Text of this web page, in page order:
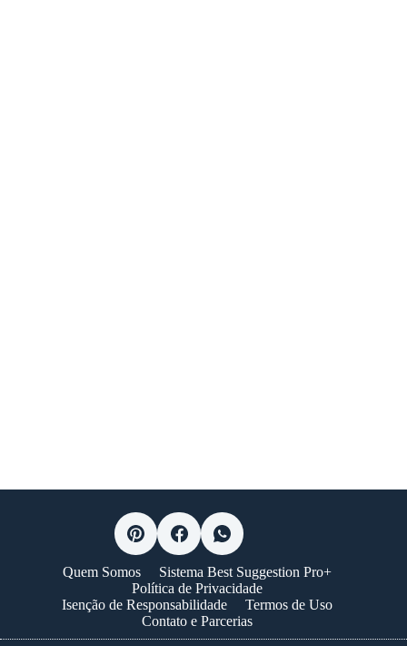
Quem Somos
Sistema Best Suggestion Pro+
Política de Privacidade
Isenção de Responsabilidade
Termos de Uso
Contato e Parcerias